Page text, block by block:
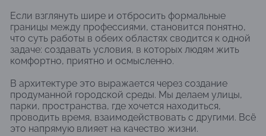
Если взглянуть шире и отбросить формальные
границы между профессиями, становится понятно,
что суть работы в обеих областях сводится к одной
задаче: создавать условия, в которых людям жить
комфортно, приятно и осмысленно.
В архитектуре это выражается через создание
продуманной городской среды. Мы делаем улицы,
парки, пространства, где хочется находиться,
проводить время, взаимодействовать с другими. Всё
это напрямую влияет на качество жизни.